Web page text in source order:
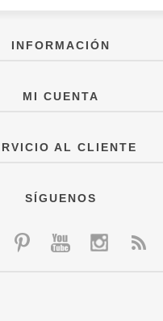
INFORMACIÓN
MI CUENTA
AL CLIENTE
SÍGUENOS